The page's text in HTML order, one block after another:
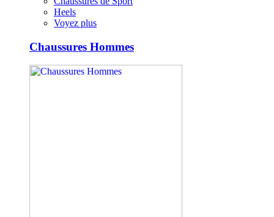
Heels
Voyez plus
Chaussures Hommes